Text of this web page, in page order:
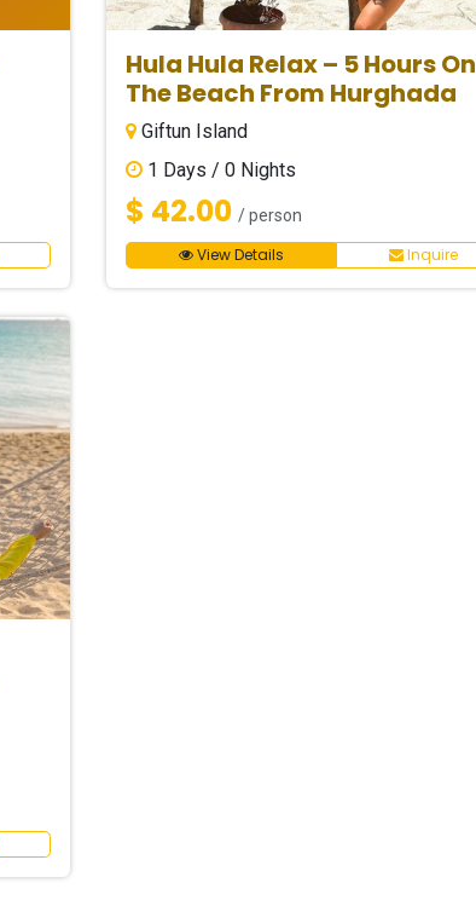
Hula Hula Relax – 5 Hours On
The Beach From Hurghada
Giftun Island
1 Days / 0 Nights
$ 42.00 / person
View Details Inquire